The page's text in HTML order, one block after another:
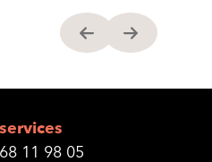
11 98 05